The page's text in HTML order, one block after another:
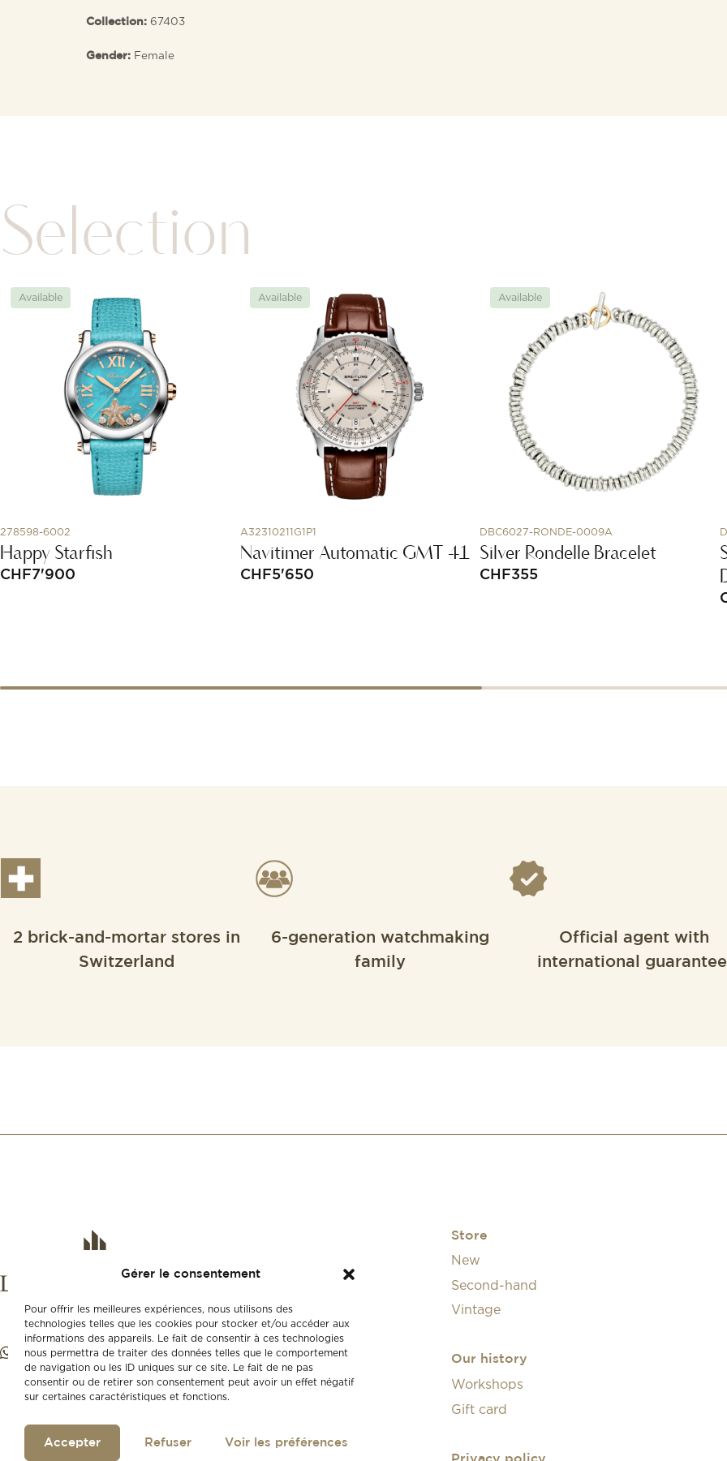
Gérer le consentement
Pour offrir les meilleures expériences, nous utilisons des
technologies telles que les cookies pour stocker et/ou accéder aux
informations des appareils. Le fait de consentir à ces technologies
nous permettra de traiter des données telles que le comportement
de navigation ou les ID uniques sur ce site. Le fait de ne pas
consentir ou de retirer son consentement peut avoir un effet négatif
sur certaines caractéristiques et fonctions.
Accepter Refuser Voir les préférences
Collection:67403
Gender: Female
Selection
Available
278598-6002
Happy Starfish
CHF7'900
Available
A32310211G1P1
Navitimer Automatic GMT 41
CHF5'650
Available
DBC6027-RONDE-0009A
Silver Rondelle Bracelet
CHF355
2 brick-and-mortar stores in
Switzerland
6-generation watchmaking
family
Official agent with
international
Store
New
Second-hand
Vintage
Our history
Workshops
Gift card